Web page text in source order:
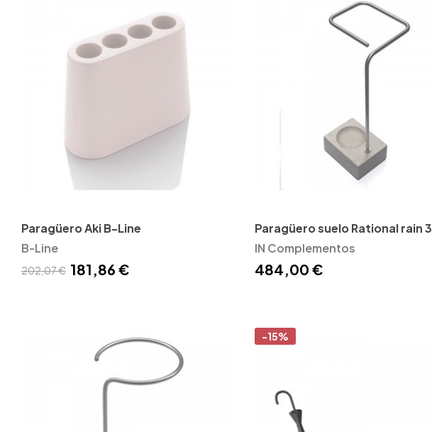
Paragüero Aki B-Line
B-Line
202,07 € 181,86 €
Paragüero suelo Rational rain 3
Insilvis
IN Complementos
484,00 €
-15%